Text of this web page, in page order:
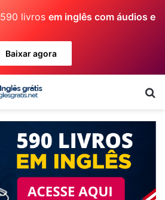
590 livros em inglês com áudios e
Baixar agora